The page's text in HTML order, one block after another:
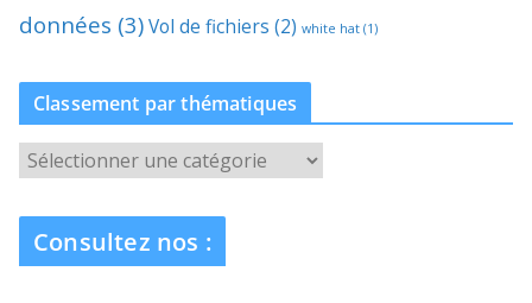
données (3)Vol de fichiers (2) white hat (1)
Classement par thématiques
l
a
Consultez nos :